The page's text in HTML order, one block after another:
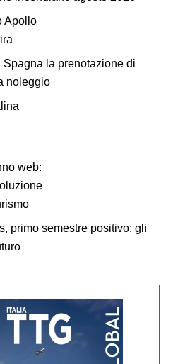
Apollo
la prenotazione di
noleggio
web:
primo semestre positivo: gli